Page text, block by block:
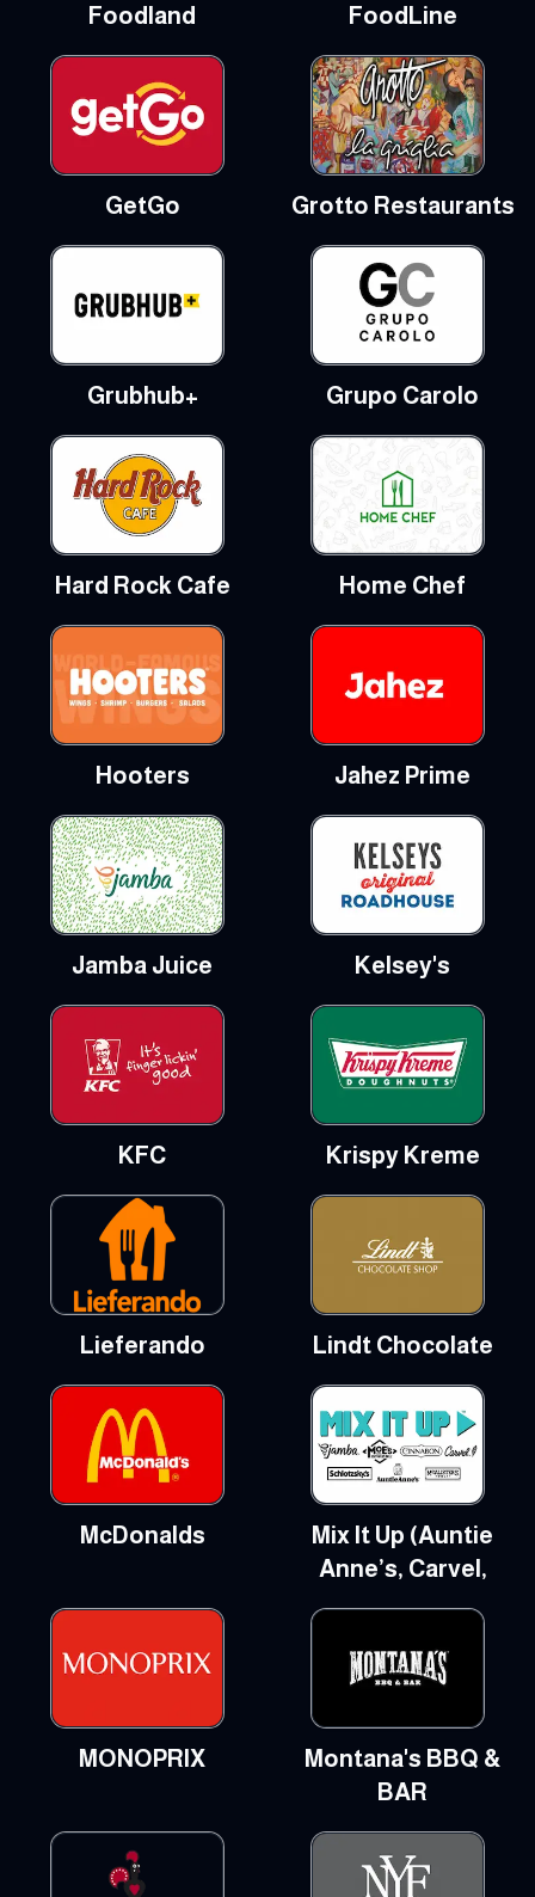
Foodland FoodLine
GetGo Grotto Restaurants
Grubhub+ Grupo Carolo
Hard Rock Cafe Home Chef
Hooters Jahez Prime
Jamba Juice Kelsey's
KFC Krispy Kreme
Lieferando Lindt Chocolate
McDonalds
Mix It Up (Auntie
Anne’s, Carvel,
MONOPRIX
Montana's BBQ &
BAR